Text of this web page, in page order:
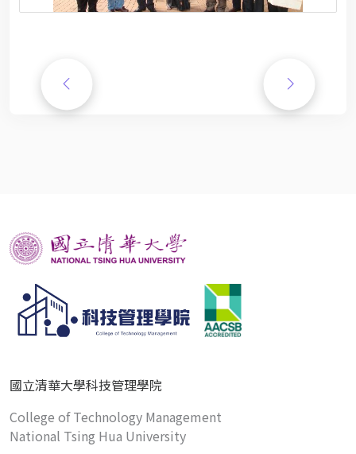
國立清華大學科技管理學院
College of Technology Management
National Tsing Hua University